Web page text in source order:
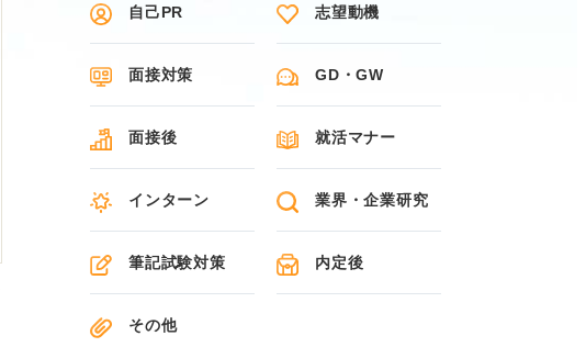
自己PR 志望動機
面接対策 GD・GW
面接後 就活マナー
インターン 業界・企業研究
筆記試験対策 内定後
その他